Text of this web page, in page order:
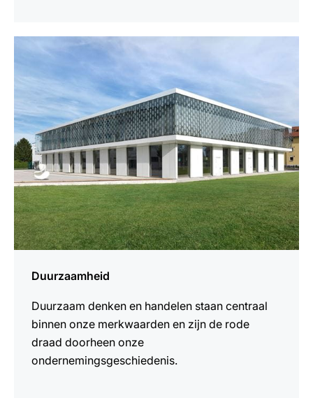
Duurzaamheid
Duurzaam denken en handelen staan centraal
binnen onze merkwaarden en zijn de rode
draad doorheen onze
ondernemingsgeschiedenis.